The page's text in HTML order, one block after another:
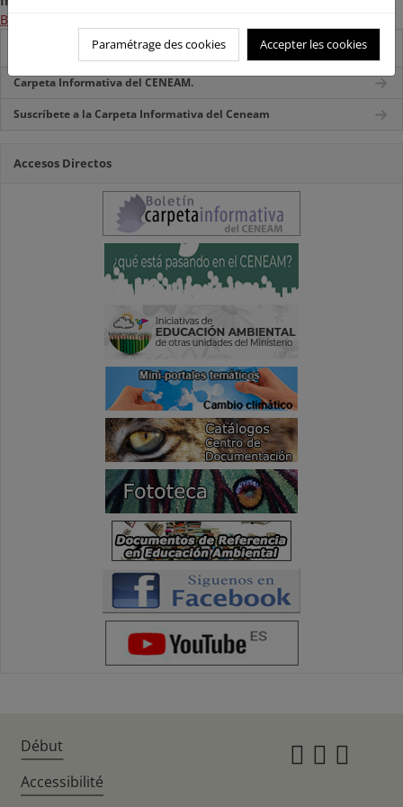
Bases de la convocatoria
Carpeta Informativa del CENEAM.
Suscríbete a la Carpeta Informativa del Ceneam
Accesos Directos
Paramétrage des cookies Accepter les cookies
Début
Accessibilité